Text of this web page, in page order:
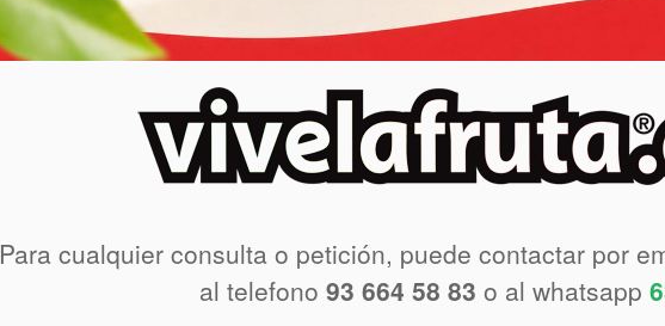
Para cualquier consulta o petición, puede contactar por
al telefono 93 664 58 83 o al whatsapp